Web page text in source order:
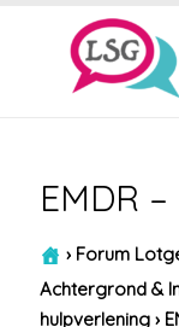
EMDR
› Forum
Achtergrond &
hulpverlening ›